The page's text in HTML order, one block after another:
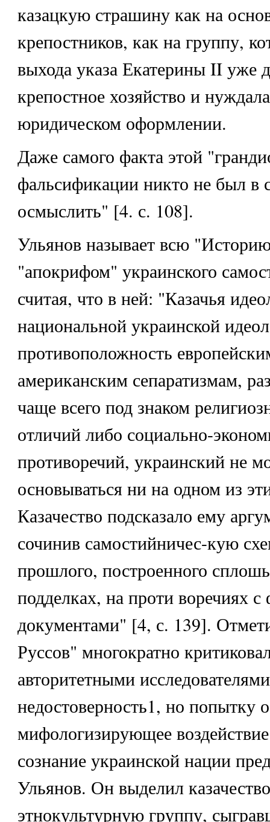
казацкую страшину как на
крепостников, как на группу,
выхода указа Екатерины II уже
крепостное хозяйство и
юридическом оформлении.
Даже самого факта этой
фальсификации никто не был в
осмыслить" [4. с. 108].
Ульянов называет всю
"апокрифом" украинского
считая, что в ней: "Казачья
национальной украинской
противоположность
американским сепаратизмам,
чаще всего под знаком
отличий либо социально-
противоречий, украинский не
основываться ни на одном из
Казачество подсказало ему
сочинив самостийничес-кую
прошлого, построенного
подделках, на проти воречиях
документами" [4, с. 139].
Руссов" многократно
авторитетными
недостоверность1, но попытку
мифологизирующее
сознание украинской нации
Ульянов. Он выделил
этнокультурную группу,